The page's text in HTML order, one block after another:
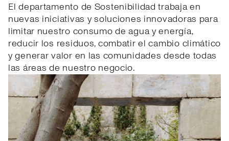
El departamento de Sostenibilidad trabaja en
nuevas iniciativas y soluciones innovadoras para
limitar nuestro consumo de agua y energía,
reducir los residuos, combatir el cambio climático
y generar valor en las comunidades desde todas
las áreas de nuestro negocio.